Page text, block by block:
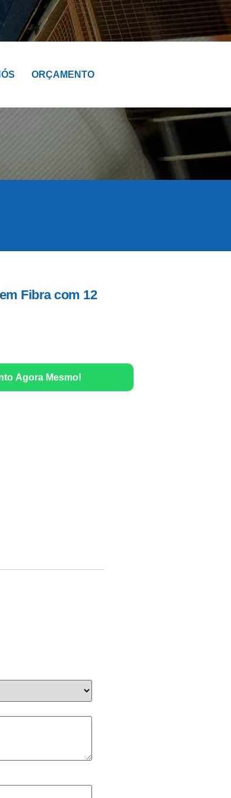
ORÇAMENTO
Fibra com 12
Agora Mesmo!